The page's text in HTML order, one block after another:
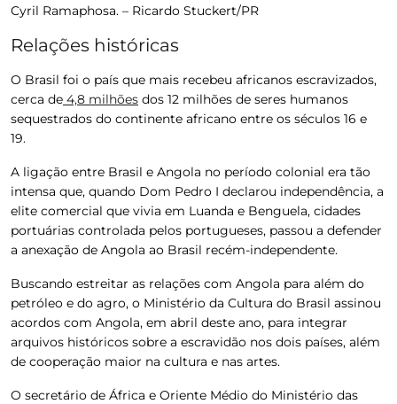
Cyril Ramaphosa. – Ricardo Stuckert/PR
Relações históricas
O Brasil foi o país que mais recebeu africanos escravizados,
cerca de 4,8 milhões dos 12 milhões de seres humanos
sequestrados do continente africano entre os séculos 16 e
19.
A ligação entre Brasil e Angola no período colonial era tão
intensa que, quando Dom Pedro I declarou independência, a
elite comercial que vivia em Luanda e Benguela, cidades
portuárias controlada pelos portugueses, passou a defender
a anexação de Angola ao Brasil recém-independente.
Buscando estreitar as relações com Angola para além do
petróleo e do agro, o Ministério da Cultura do Brasil assinou
acordos com Angola, em abril deste ano, para integrar
arquivos históricos sobre a escravidão nos dois países, além
de cooperação maior na cultura e nas artes.
O secretário de África e Oriente Médio do Ministério das